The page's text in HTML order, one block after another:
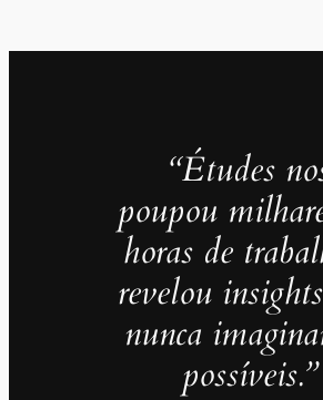
“Études
poupou
horas de
revelou
nunca
possíveis.”